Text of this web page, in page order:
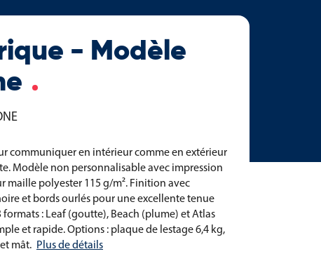
- Modèle
communiquer en intérieur comme en extérieur
Modèle non personnalisable avec impression
polyester 115 g/m². Finition avec
et bords ourlés pour une excellente tenue
: Leaf (goutte), Beach (plume) et Atlas
et rapide. Options : plaque de lestage 6,4 kg,
mât. Plus de détails